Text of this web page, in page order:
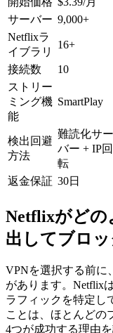
サーバー 9,000+
Netflixラ
イブラリ
16+
接続数 10
ストリー
ミング機
能
SmartPlay
検出回避
方法
難読化サー
バー + IP回
転
返金保証 30日
Netflixがどの
出してブロ
VPNを選択する前に
があります。Netflix
ラフィックを特定し
ことは、ほとんどの
4つが成功する理由